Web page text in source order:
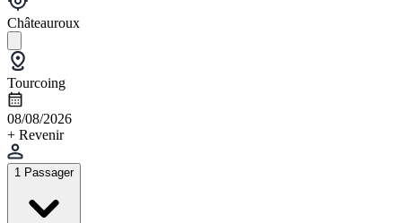
Châteauroux
Tourcoing
08/08/2026
+ Revenir
1 Passager